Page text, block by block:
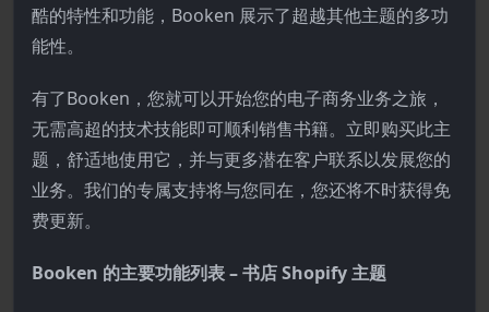
酷的特性和功能，Booken 展示了超越其他主题的多功
能性。
有了Booken，您就可以开始您的电子商务业务之旅，
无需高超的技术技能即可顺利销售书籍。立即购买此主
题，舒适地使用它，并与更多潜在客户联系以发展您的
业务。我们的专属支持将与您同在，您还将不时获得免
费更新。
Booken 的主要功能列表 – 书店 Shopify 主题